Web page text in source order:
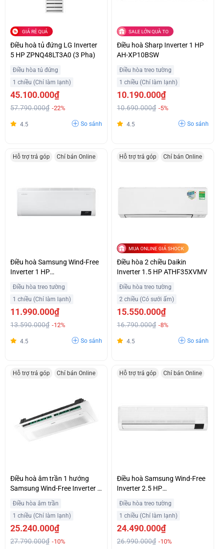
GIÁ RẺ QUÁ
Điều hoà tủ đứng LG Inverter
5 HP ZPNQ48LT3A0 (3 Pha)
Điều hòa tủ đứng
1 chiều (Chỉ làm lạnh)
45.100.000₫
57.790.000₫ -22%
4.5 So sánh
SALE LỚN QUÀ TO
Điều hoà Sharp Inverter 1 HP
AH-XP10BSW
Điều hòa treo tường
1 chiều (Chỉ làm lạnh)
10.190.000₫
10.690.000₫ -5%
4.5 So sánh
Hỗ trợ trả góp Chỉ bán Online
Điều hoà Samsung Wind-Free
Inverter 1 HP
Điều hòa treo tường
1 chiều (Chỉ làm lạnh)
11.990.000₫
13.590.000₫ -12%
4.5 So sánh
Hỗ trợ trả góp Chỉ bán Online
MUA ONLINE GIÁ SHOCK
Điều hòa 2 chiều Daikin
Inverter 1.5 HP ATHF35XVMV
Điều hòa treo tường
2 chiều (Có sưởi ấm)
15.550.000₫
16.790.000₫ -8%
4.5 So sánh
Hỗ trợ trả góp Chỉ bán Online
Điều hoà âm trần 1 hướng
Samsung Wind-Free Inverter 2
HP AC052TN1DKC/EA
Điều hòa âm trần
1 chiều (Chỉ làm lạnh)
25.240.000₫
27.790.000₫ -10%
Hỗ trợ trả góp Chỉ bán Online
Điều hoà Samsung Wind-Free
Inverter 2.5 HP
AR24CYFCAWKNSV
Điều hòa treo tường
1 chiều (Chỉ làm lạnh)
24.490.000₫
26.990.000₫ -10%